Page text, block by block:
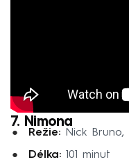
7. Nimona
Režie:Nick Bruno,
Délka:101 minut